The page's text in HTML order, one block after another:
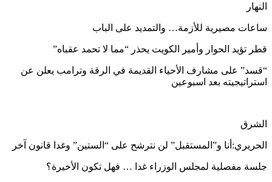
النهار
ساعات مصيرية للأزمة… والتمديد على الباب
قطر تؤيد الحوار وأمير الكويت يحذر “مما لا تحمد عقباه”
“قسد” على مشارف الأحياء القديمة في الرقة وترامب يعلن عن
استراتيجيته بعد اسبوعين
الشرق
الحريري:أنا و”المستقبل” لن نترشح على “الستين” وغدا قانون آخر
جلسة مفصلية لمجلس الوزراء غدا … فهل تكون الأخيرة؟